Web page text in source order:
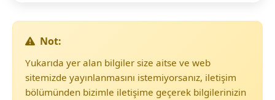
Not:
Yukarıda yer alan bilgiler size aitse ve web
sitemizde yayınlanmasını istemiyorsanız, iletişim
bölümünden bizimle iletişime geçerek bilgilerinizin